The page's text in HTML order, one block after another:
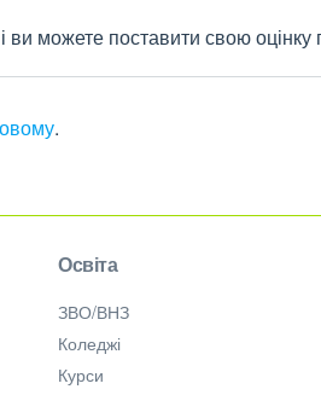
ви можете поставити свою
.
Освіта
ЗВО/ВНЗ
Коледжі
Курси